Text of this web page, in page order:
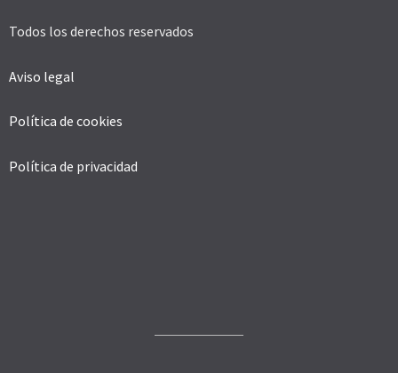
Todos los derechos reservados
Aviso legal
Política de cookies
Política de privacidad